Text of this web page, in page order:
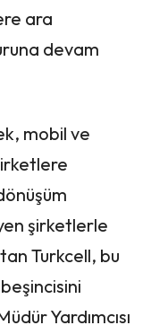
ara
devam
mobil ve
şirketlerle
Turkcell, bu
Yardımcısı